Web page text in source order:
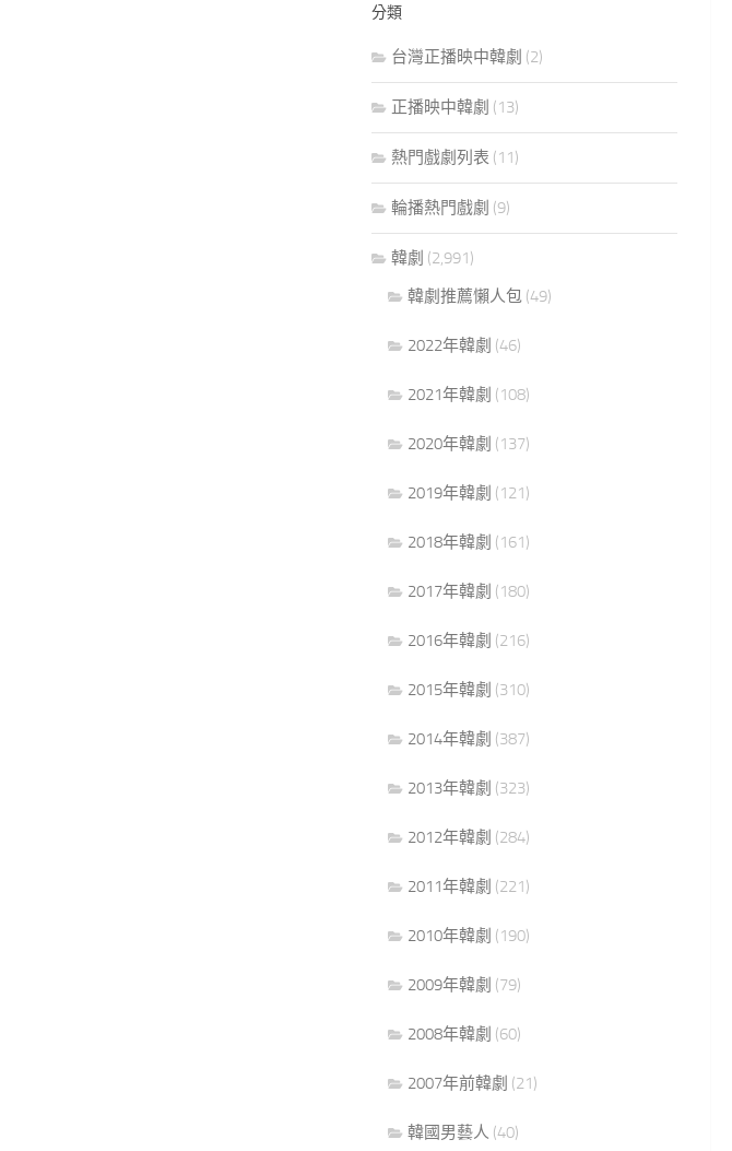
分類
台灣正播映中韓劇 (2)
正播映中韓劇 (13)
熱門戲劇列表 (11)
輪播熱門戲劇 (9)
韓劇 (2,991)
韓劇推薦懶人包 (49)
2022年韓劇 (46)
2021年韓劇 (108)
2020年韓劇 (137)
2019年韓劇 (121)
2018年韓劇 (161)
2017年韓劇 (180)
2016年韓劇 (216)
2015年韓劇 (310)
2014年韓劇 (387)
2013年韓劇 (323)
2012年韓劇 (284)
2011年韓劇 (221)
2010年韓劇 (190)
2009年韓劇 (79)
2008年韓劇 (60)
2007年前韓劇 (21)
韓國男藝人 (40)